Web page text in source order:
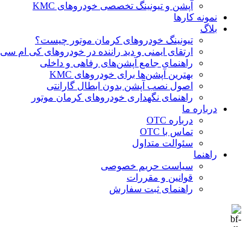
آپشن و تیونینگ تخصصی خودروهای KMC
نمونه کارها
بلاگ
تیونینگ خودروهای کرمان موتور چیست؟
ارتقای ایمنی و دید راننده در خودروهای کی ام سی
راهنمای جامع آپشن‌های رفاهی و داخلی
بهترین آپشن‌ها برای خودروهای KMC
اصول نصب آپشن بدون ابطال گارانتی
راهنمای نگهداری خودروهای کرمان موتور
درباره ما
درباره OTC
تماس با OTC
سئوالت متداول
راهنما
سیاست حریم خصوصی
قوانین و مقررات
راهنمای ثبت سفارش